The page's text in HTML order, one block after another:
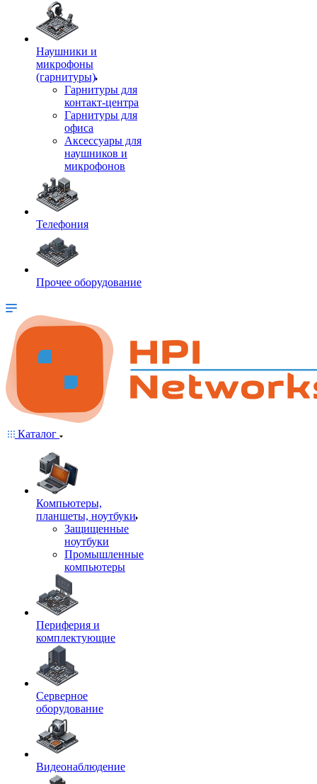
Наушники и
микрофоны
(гарнитуры)
Гарнитуры для
контакт-центра
Гарнитуры для
офиса
Аксессуары для
наушников и
микрофонов
Телефония
Прочее оборудование
Каталог
Компьютеры,
планшеты, ноутбуки
Защищенные
ноутбуки
Промышленные
компьютеры
Периферия и
комплектующие
Серверное
оборудование
Видеонаблюдение